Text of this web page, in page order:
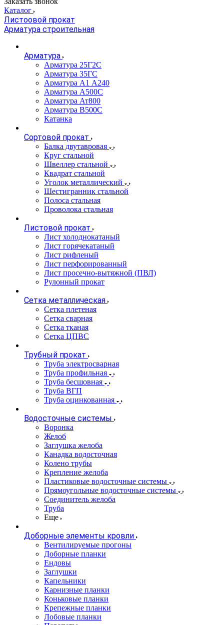
Каталог
Листоовой прокат
Арматура строительная
Арматура
Арматура 25Г2С
Арматура 35ГС
Арматура А1 А240
Арматура А500С
Арматура Ат800
Арматура В500С
Катанка
Сортовой прокат
Балка двутавровая
Круг стальной
Швеллер стальной
Квадрат стальной
Уголок металлический
Шестигранник стальной
Полоса стальная
Проволока стальная
Листовой прокат
Лист холоднокатаный
Лист горячекатаный
Лист рифленый
Лист перфорированный
Лист просечно-вытяжной (ПВЛ)
Рулонный прокат
Сетка металлическая
Сетка плетеная
Сетка сварная
Сетка тканая
Сетка ЦПВС
Трубный прокат
Труба электросварная
Труба профильная
Труба бесшовная
Труба ВГП
Труба оцинкованная
Водосточные системы
Воронка
Желоб
Заглушка желоба
Канадка водосточная
Колено трубы
Крепление желоба
Пластиковые водосточные системы
Прямоугольные водосточные системы
Соединитель желоба
Труба
Еще
Доборные элементы кровли
Вентилируемые прогоны
Доборные планки
Ендовы
Заглушки
Капельники
Карнизные планки
Коньковые планки
Крепежные планки
Лобовые планки